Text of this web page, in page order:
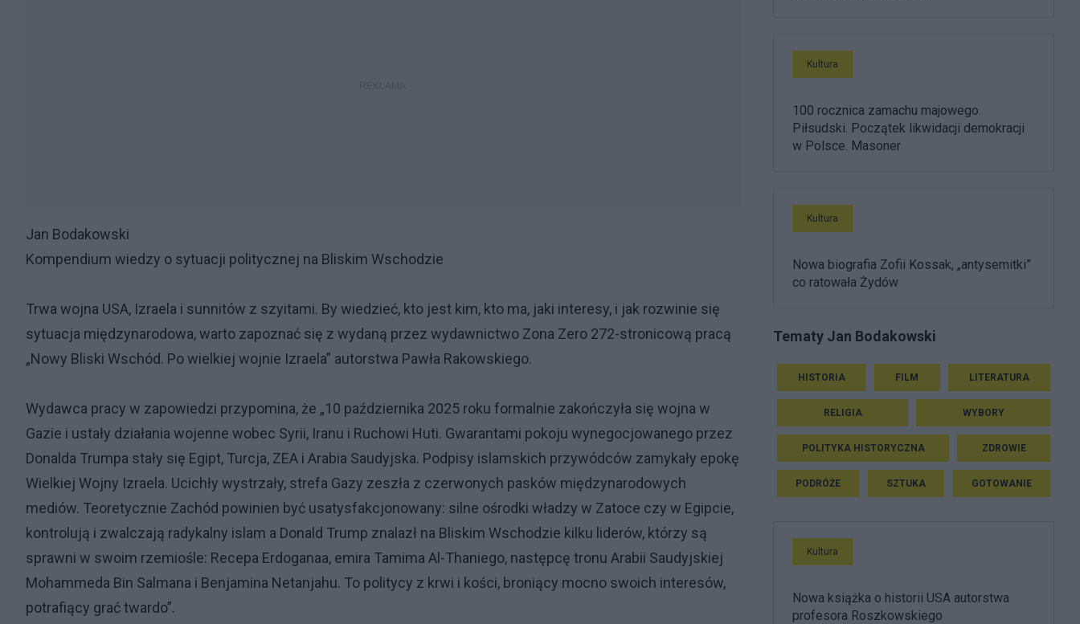
Jan Bodakowski
Kompendium wiedzy o sytuacji politycznej na Bliskim Wschodzie
Trwa wojna USA, Izraela i sunnitów z szyitami. By wiedzieć, kto jest kim, kto ma, jaki interesy, i jak rozwinie się
sytuacja międzynarodowa, warto zapoznać się z wydaną przez wydawnictwo Zona Zero 272-stronicową pracą
„Nowy Bliski Wschód. Po wielkiej wojnie Izraela” autorstwa Pawła Rakowskiego.
Wydawca pracy w zapowiedzi przypomina, że „10 października 2025 roku formalnie zakończyła się wojna w
Gazie i ustały działania wojenne wobec Syrii, Iranu i Ruchowi Huti. Gwarantami pokoju wynegocjowanego przez
Donalda Trumpa stały się Egipt, Turcja, ZEA i Arabia Saudyjska. Podpisy islamskich przywódców zamykały epokę
Wielkiej Wojny Izraela. Ucichły wystrzały, strefa Gazy zeszła z czerwonych pasków międzynarodowych
mediów. Teoretycznie Zachód powinien być usatysfakcjonowany: silne ośrodki władzy w Zatoce czy w Egipcie,
kontrolują i zwalczają radykalny islam a Donald Trump znalazł na Bliskim Wschodzie kilku liderów, którzy są
sprawni w swoim rzemiośle: Recepa Erdoganaa, emira Tamima Al-Thaniego, następcę tronu Arabii Saudyjskiej
Mohammeda Bin Salmana i Benjamina Netanjahu. To politycy z krwi i kości, broniący mocno swoich interesów,
potrafiący grać twardo”.
Kultura
100 rocznica zamachu majowego.
Piłsudski. Początek likwidacji demokracji
w Polsce. Masoner
Kultura
Nowa biografia Zofii Kossak, „antysemitki”
co ratowała Żydów
Tematy Jan Bodakowski
HISTORIA FILM LITERATURA
RELIGIA WYBORY
POLITYKA HISTORYCZNA ZDROWIE
PODRÓŻE SZTUKA GOTOWANIE
Kultura
Nowa książka o historii USA autorstwa
profesora Roszkowskiego